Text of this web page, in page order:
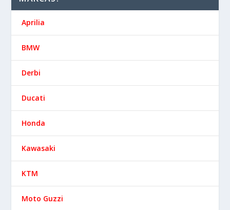
Aprilia
BMW
Derbi
Ducati
Honda
Kawasaki
KTM
Moto Guzzi